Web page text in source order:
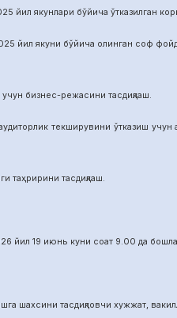
бўйича ўтказилган
якуни бўйича олинган соф
бизнес-режасини тасдиқлаш.
текширувини ўтказиш
таҳририни тасдиқлаш.
йил 19 июнь куни соат 9.00 да
шахсини тасдиқловчи хужжат,